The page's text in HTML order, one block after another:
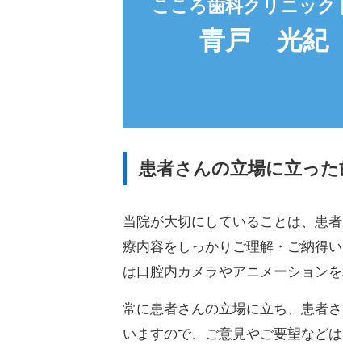
こころ歯科クリニック
青戸 光紀
患者さんの立場に立った
当院が大切にしていることは、患
療内容をしっかりご理解・ご納得
は口腔内カメラやアニメーション
常に患者さんの立場に立ち、患者
いますので、ご意見やご要望など